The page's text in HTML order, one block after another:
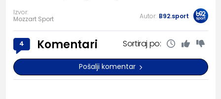
Izvor:
Mozzart Sport
Autor: B92.sport
4 Komentari Sortiraj po:
Pošalji komentar